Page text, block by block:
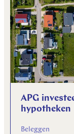
APG
hypotheken
Beleggen